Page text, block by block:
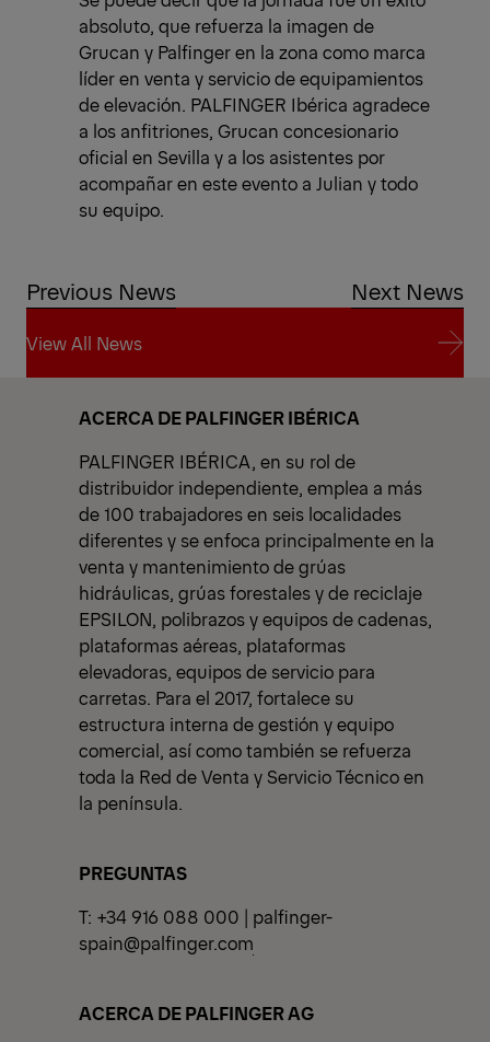
absoluto, que refuerza la imagen de
Grucan y Palfinger en la zona como marca
líder en venta y servicio de equipamientos
de elevación. PALFINGER Ibérica agradece
a los anfitriones, Grucan concesionario
oficial en Sevilla y a los asistentes por
acompañar en este evento a Julian y todo
su equipo.
Previous News Next News
View All News
View All News
ACERCA DE PALFINGER IBÉRICA
PALFINGER IBÉRICA, en su rol de
distribuidor independiente, emplea a más
de 100 trabajadores en seis localidades
diferentes y se enfoca principalmente en la
venta y mantenimiento de grúas
hidráulicas, grúas forestales y de reciclaje
EPSILON, polibrazos y equipos de cadenas,
plataformas aéreas, plataformas
elevadoras, equipos de servicio para
carretas. Para el 2017, fortalece su
estructura interna de gestión y equipo
comercial, así como también se refuerza
toda la Red de Venta y Servicio Técnico en
la península.
PREGUNTAS
T: +34 916 088 000 | palfinger-
spain@palfinger.com
ACERCA DE PALFINGER AG